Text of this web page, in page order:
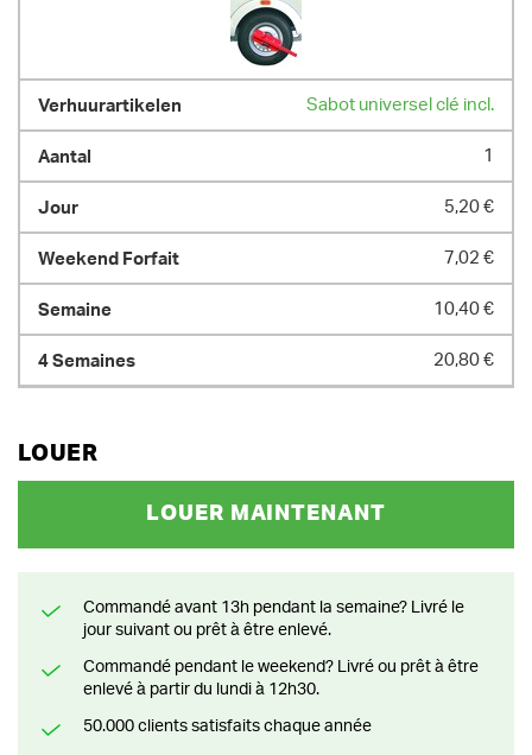
Sabot universel clé incl.
1
5,20 €
7,02 €
10,40 €
20,80 €
LOUER
LOUER MAINTENANT
Commandé avant 13h pendant la semaine? Livré le
jour suivant ou prêt à être enlevé.
Commandé pendant le weekend? Livré ou prêt à être
enlevé à partir du lundi à 12h30.
50.000 clients satisfaits chaque année